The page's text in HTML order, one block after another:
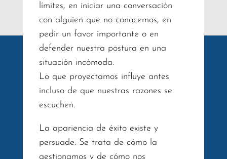
límites, en iniciar una conversación
con alguien que no conocemos, en
pedir un favor importante o en
defender nuestra postura en una
situación incómoda.
Lo que proyectamos influye antes
incluso de que nuestras razones se
escuchen.
La apariencia de éxito existe y
persuade. Se trata de cómo la
gestionamos y de cómo nos